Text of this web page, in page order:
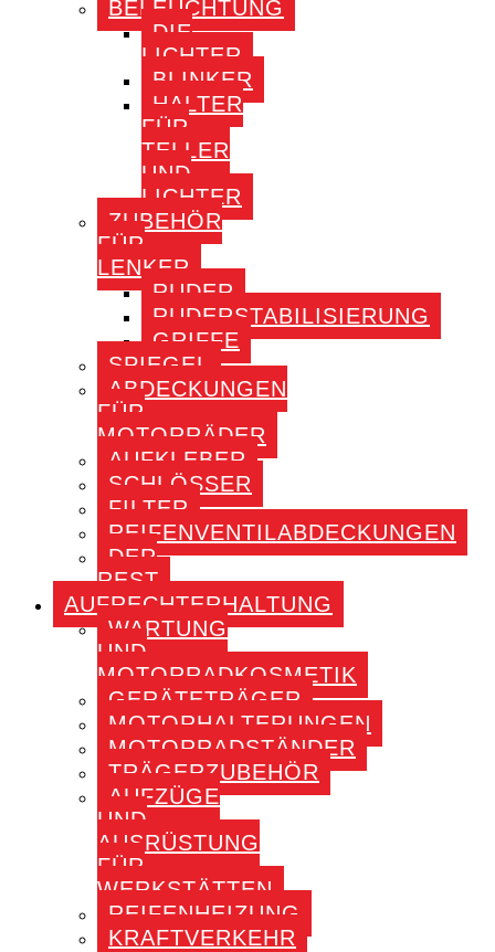
BELEUCHTUNG
DIE
LICHTER
BLINKER
HALTER
FÜR
TELLER
UND
LICHTER
ZUBEHÖR
FÜR
LENKER
RUDER
RUDERSTABILISIERUNG
GRIFFE
SPIEGEL
ABDECKUNGEN
FÜR
MOTORRÄDER
AUFKLEBER
SCHLÖSSER
FILTER
REIFENVENTILABDECKUNGEN
DER
REST
AUFRECHTERHALTUNG
WARTUNG
UND
MOTORRADKOSMETIK
GERÄTETRÄGER
MOTORHALTERUNGEN
MOTORRADSTÄNDER
TRÄGERZUBEHÖR
AUFZÜGE
UND
AUSRÜSTUNG
FÜR
WERKSTÄTTEN
REIFENHEIZUNG
KRAFTVERKEHR